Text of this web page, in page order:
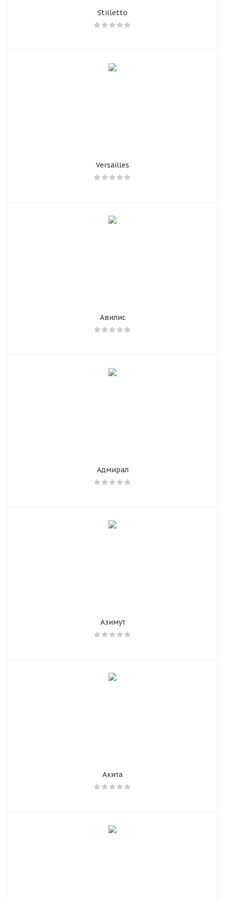
Stilletto
Versailles
Авилис
Адмирал
Азимут
Акита